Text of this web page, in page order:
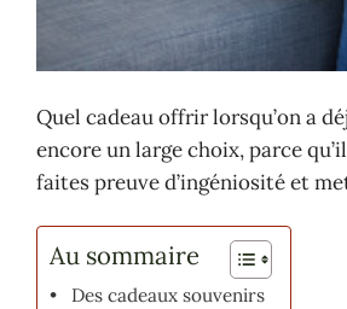
Quel cadeau offrir lorsqu’on a
encore un large choix, parce
faites preuve d’ingéniosité et
Au sommaire
Des cadeaux souvenirs